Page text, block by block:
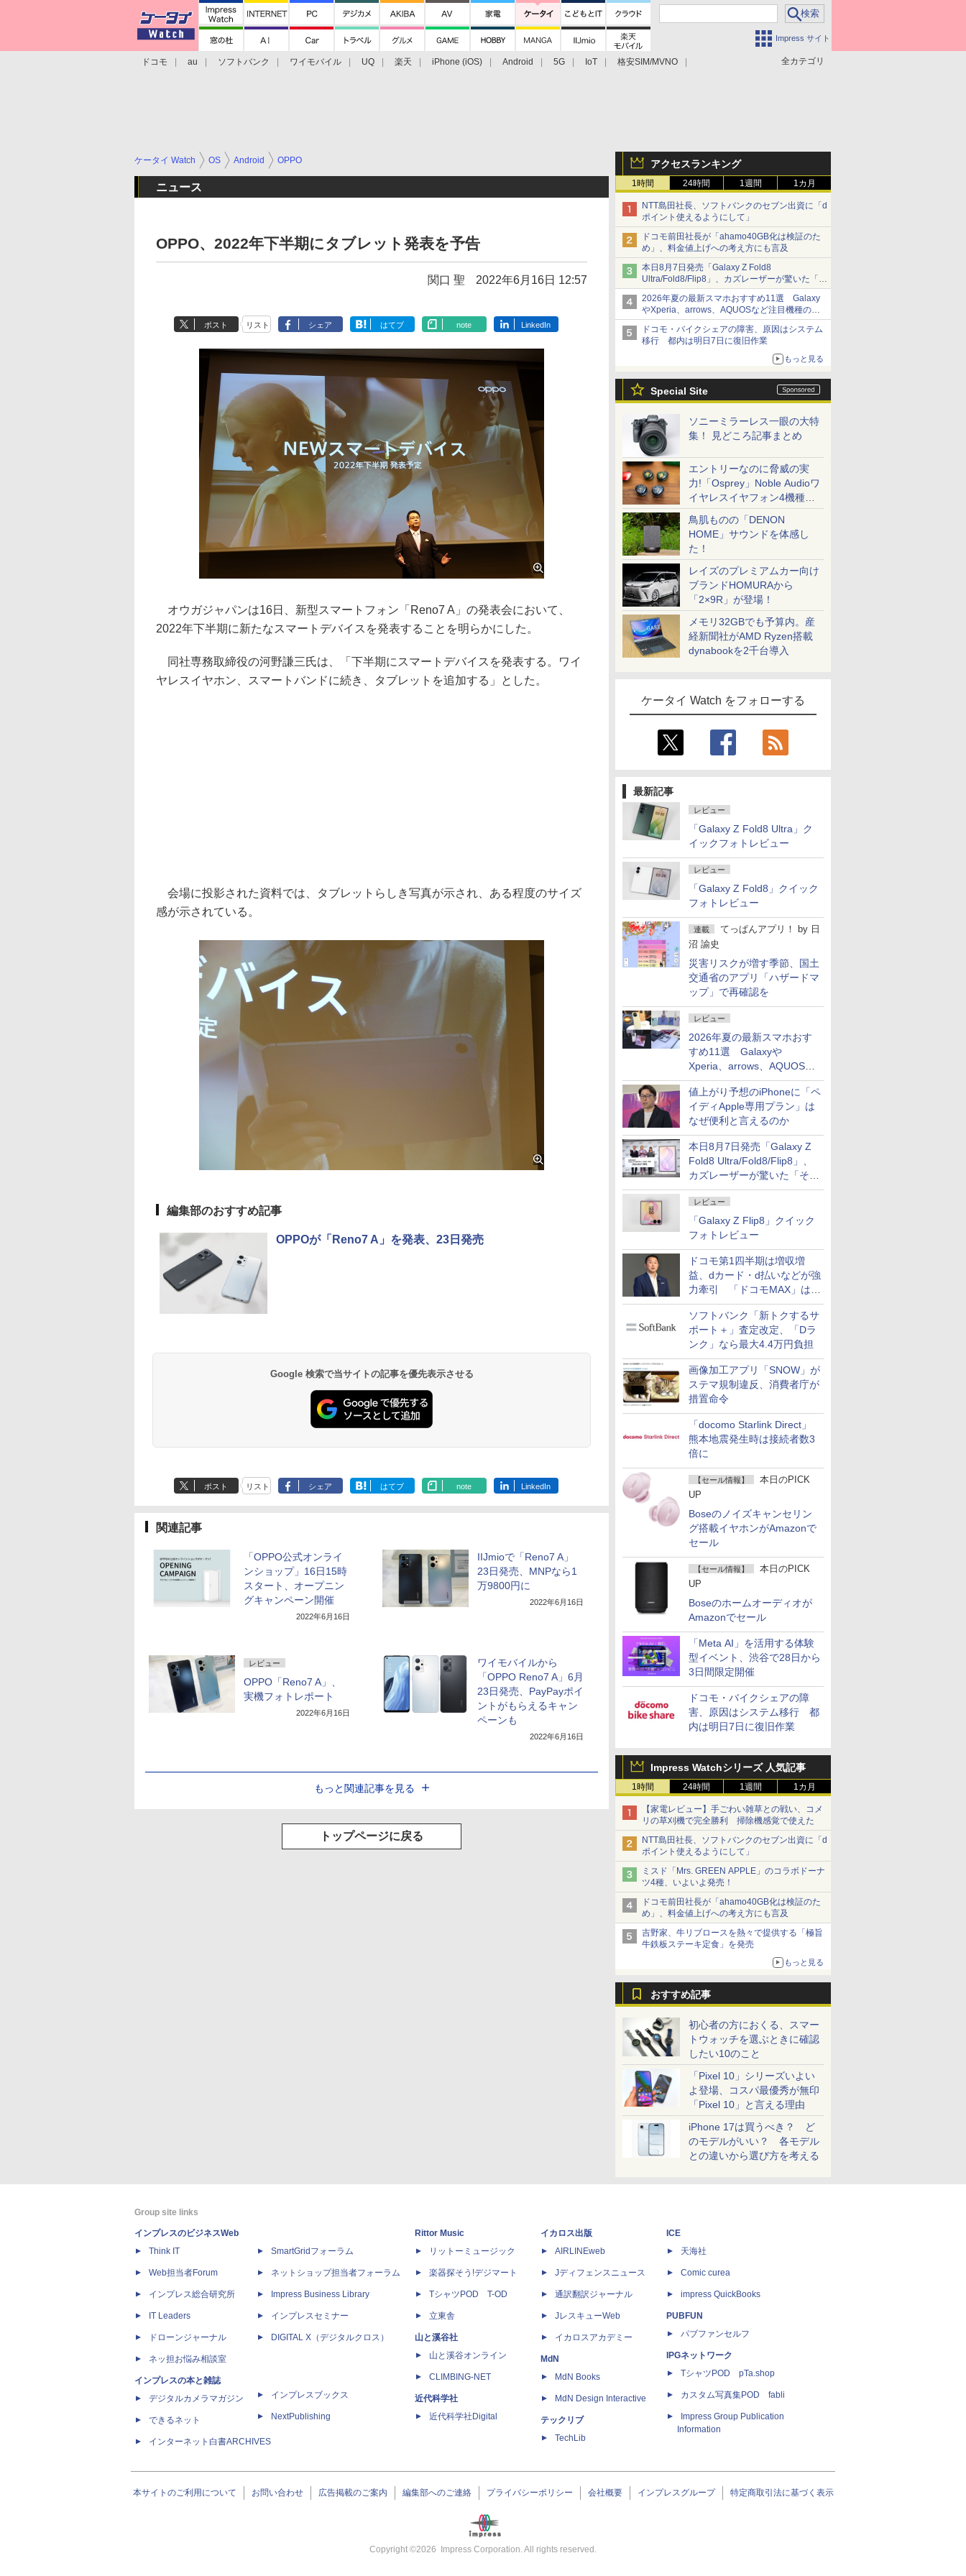
Impress サイト
全カテゴリ
ドコモ au ソフトバンク ワイモバイル UQ 楽天 iPhone (iOS) Android 5G IoT
格安SIM/MVNO
アクセスランキング
1時間 24時間 1週間 1カ月
NTT島田社長、ソフトバンクのセブン出資に「d
ポイント使えるようにして」
ドコモ前田社長が「ahamo40GB化は検証のた
め」、料金値上げへの考え方にも言及
本日8月7日発売「Galaxy Z Fold8
Ultra/Fold8/Flip8」、カズレーザーが驚いた「そ
ば屋のメニュー並みの薄さ」
2026年夏の最新スマホおすすめ11選 Galaxy
やXperia、arrows、AQUOSなど注目機種の特
徴は
ドコモ・バイクシェアの障害、原因はシステム
移行 都内は明日7日に復旧作業
もっと見る
Special Site
ソニーミラーレス一眼の大特
集！ 見どころ記事まとめ
エントリーなのに脅威の実
力!「Osprey」Noble Audioワ
イヤレスイヤフォン4機種を
一気に聴く
鳥肌ものの「DENON
HOME」サウンドを体感し
た！
レイズのプレミアムカー向け
ブランドHOMURAから
「2×9R」が登場！
メモリ32GBでも予算内。産
経新聞社がAMD Ryzen搭載
dynabookを2千台導入
ケータイ Watch をフォローする
最新記事
レビュー
「Galaxy Z Fold8 Ultra」ク
イックフォトレビュー
レビュー
「Galaxy Z Fold8」クイック
フォトレビュー
連載 てっぱんアプリ！ by 日
沼 諭史
災害リスクが増す季節、国土
交通省のアプリ「ハザードマ
ップ」で再確認を
レビュー
2026年夏の最新スマホおす
すめ11選 Galaxyや
Xperia、arrows、AQUOSな
ど注目機種の特徴は
値上がり予想のiPhoneに「ペ
イディApple専用プラン」は
なぜ便利と言えるのか
本日8月7日発売「Galaxy Z
Fold8 Ultra/Fold8/Flip8」、
カズレーザーが驚いた「そば
屋のメニュー並みの薄さ」
レビュー
「Galaxy Z Flip8」クイック
フォトレビュー
ドコモ第1四半期は増収増
益、dカード・d払いなどが強
力牽引 「ドコモMAX」は
400万契約突破
ソフトバンク「新トクするサ
ポート＋」査定改定、「Dラ
ンク」なら最大4.4万円負担
画像加工アプリ「SNOW」が
ステマ規制違反、消費者庁が
措置命令
「docomo Starlink Direct」
熊本地震発生時は接続者数3
倍に
【セール情報】
本日のPICK
UP
Boseのノイズキャンセリン
グ搭載イヤホンがAmazonで
セール
【セール情報】
本日のPICK
UP
Boseのホームオーディオが
Amazonでセール
「Meta AI」を活用する体験
型イベント、渋谷で28日から
3日間限定開催
ドコモ・バイクシェアの障
害、原因はシステム移行 都
内は明日7日に復旧作業
Impress Watchシリーズ 人気記事
1時間 24時間 1週間 1カ月
【家電レビュー】手ごわい雑草との戦い、コメ
リの草刈機で完全勝利 掃除機感覚で使えた
NTT島田社長、ソフトバンクのセブン出資に「d
ポイント使えるようにして」
ミスド「Mrs. GREEN APPLE」のコラボドーナ
ツ4種、いよいよ発売！
ドコモ前田社長が「ahamo40GB化は検証のた
め」、料金値上げへの考え方にも言及
吉野家、牛リブロースを熱々で提供する「極旨
牛鉄板ステーキ定食」を発売
もっと見る
おすすめ記事
初心者の方におくる、スマー
トウォッチを選ぶときに確認
したい10のこと
「Pixel 10」シリーズいよい
よ登場、コスパ最優秀が無印
「Pixel 10」と言える理由
iPhone 17は買うべき？ ど
のモデルがいい？ 各モデル
との違いから選び方を考える
ケータイ Watch OS Android OPPO
ニュース
OPPO、2022年下半期にタブレット発表を予告
関口 聖 2022年6月16日 12:57
ポスト リスト シェア はてブ note LinkedIn
オウガジャパンは16日、新型スマートフォン「Reno7 A」の発表会において、
2022年下半期に新たなスマートデバイスを発表することを明らかにした。
同社専務取締役の河野謙三氏は、「下半期にスマートデバイスを発表する。ワイ
ヤレスイヤホン、スマートバンドに続き、タブレットを追加する」とした。
会場に投影された資料では、タブレットらしき写真が示され、ある程度のサイズ
感が示されている。
編集部のおすすめ記事
OPPOが「Reno7 A」を発表、23日発売
Google 検索で当サイトの記事を優先表示させる
ポスト リスト シェア はてブ note LinkedIn
関連記事
「OPPO公式オンライ
ンショップ」16日15時
スタート、オープニン
グキャンペーン開催
2022年6月16日
IIJmioで「Reno7 A」
23日発売、MNPなら1
万9800円に
2022年6月16日
レビュー
OPPO「Reno7 A」、
実機フォトレポート
2022年6月16日
ワイモバイルから
「OPPO Reno7 A」6月
23日発売、PayPayポイ
ントがもらえるキャン
ペーンも
2022年6月16日
もっと関連記事を見る
トップページに戻る
Group site links
インプレスのビジネスWeb
Think IT
Web担当者Forum
インプレス総合研究所
IT Leaders
ドローンジャーナル
ネッ担お悩み相談室
インプレスの本と雑誌
デジタルカメラマガジン
できるネット
インターネット白書ARCHIVES
SmartGridフォーラム
ネットショップ担当者フォーラム
Impress Business Library
インプレスセミナー
DIGITAL X（デジタルクロス）
インプレスブックス
NextPublishing
Rittor Music
リットーミュージック
楽器探そう!デジマート
TシャツPOD T-OD
立東舎
山と溪谷社
山と溪谷オンライン
CLIMBING-NET
近代科学社
近代科学社Digital
イカロス出版
AIRLINEweb
Jディフェンスニュース
通訳翻訳ジャーナル
JレスキューWeb
イカロスアカデミー
MdN
MdN Books
MdN Design Interactive
テックリブ
TechLib
ICE
天海社
Comic curea
impress QuickBooks
PUBFUN
パブファンセルフ
IPGネットワーク
TシャツPOD pTa.shop
カスタム写真集POD fabli
Impress Group Publication
Information
本サイトのご利用について お問い合わせ 広告掲載のご案内 編集部へのご連絡 プライバシーポリシー 会社概要 インプレスグループ 特定商取引法に基づく表示
Copyright ©2026 Impress Corporation. All rights reserved.